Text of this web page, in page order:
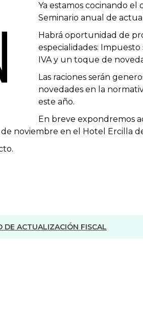
Ya estamos cocinando
Seminario anual de
Habrá oportunidad de
especialidades: Impuesto
IVA y un toque de
Las raciones serán
novedades en la
este año.
En breve expondremos
noviembre en el Hotel Ercilla
DE ACTUALIZACIÓN FISCAL